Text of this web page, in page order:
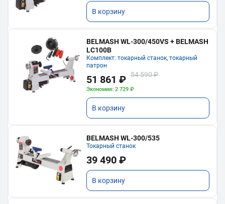
В корзину
BELMASH WL-300/450VS + BELMASH
LC100B
Комплект: токарный станок, токарный
патрон
51 861 ₽ 54 590 ₽
Экономия: 2 729 ₽
В корзину
BELMASH WL-300/535
Токарный станок
39 490 ₽
В корзину